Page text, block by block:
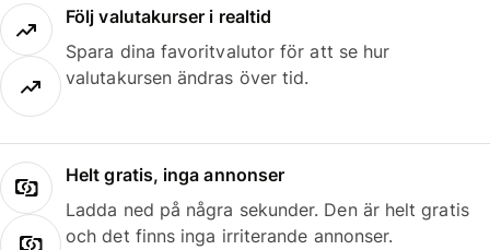
Följ valutakurser i realtid
Spara dina favoritvalutor för att se hur
valutakursen ändras över tid.
Helt gratis, inga annonser
Ladda ned på några sekunder. Den är helt gratis
och det finns inga irriterande annonser.